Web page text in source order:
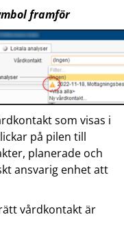
framför
som visas i
på pilen till
planerade och
ansvarig enhet att
vårdkontakt är